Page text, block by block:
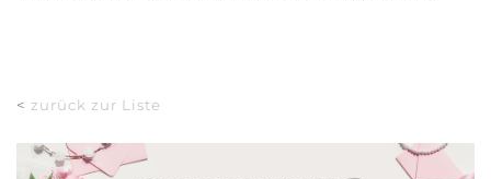
< zurück zur Liste